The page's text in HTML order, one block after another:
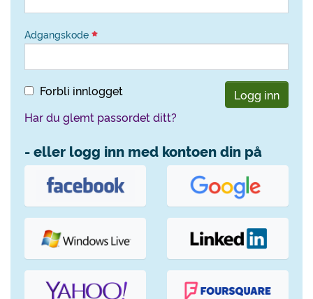
Adgangskode
Forbli innlogget
Logg inn
Har du glemt passordet ditt?
- eller logg inn med kontoen din på